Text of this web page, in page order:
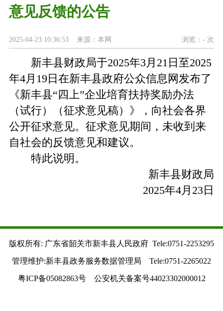
意见反馈的公告
浏览：- 次
2025-04-23 10:36:53 来源：本网
新丰县财政局于2025年3月21日至2025
年4月19日在新丰县政府公众信息网发布了
《新丰县“四上”企业培育扶持奖励办法
（试行）（征求意见稿）》，向社会各界
公开征求意见。征求意见期间，未收到来
自社会的反馈意见和建议。
特此说明。
新丰县财政局
2025年4月23日
版权所有: 广东省韶关市新丰县人民政府 Tele:0751-2253295
管理维护:新丰县政务服务数据管理局 Tele:0751-2265022
粤ICP备05082863号 公安机关备案号44023302000012